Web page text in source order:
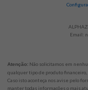
Email:
Atenção: Não solicitamos em
qualquer tipo de produto
Caso isto aconteça nos avise pelo
manter todas informações o mais